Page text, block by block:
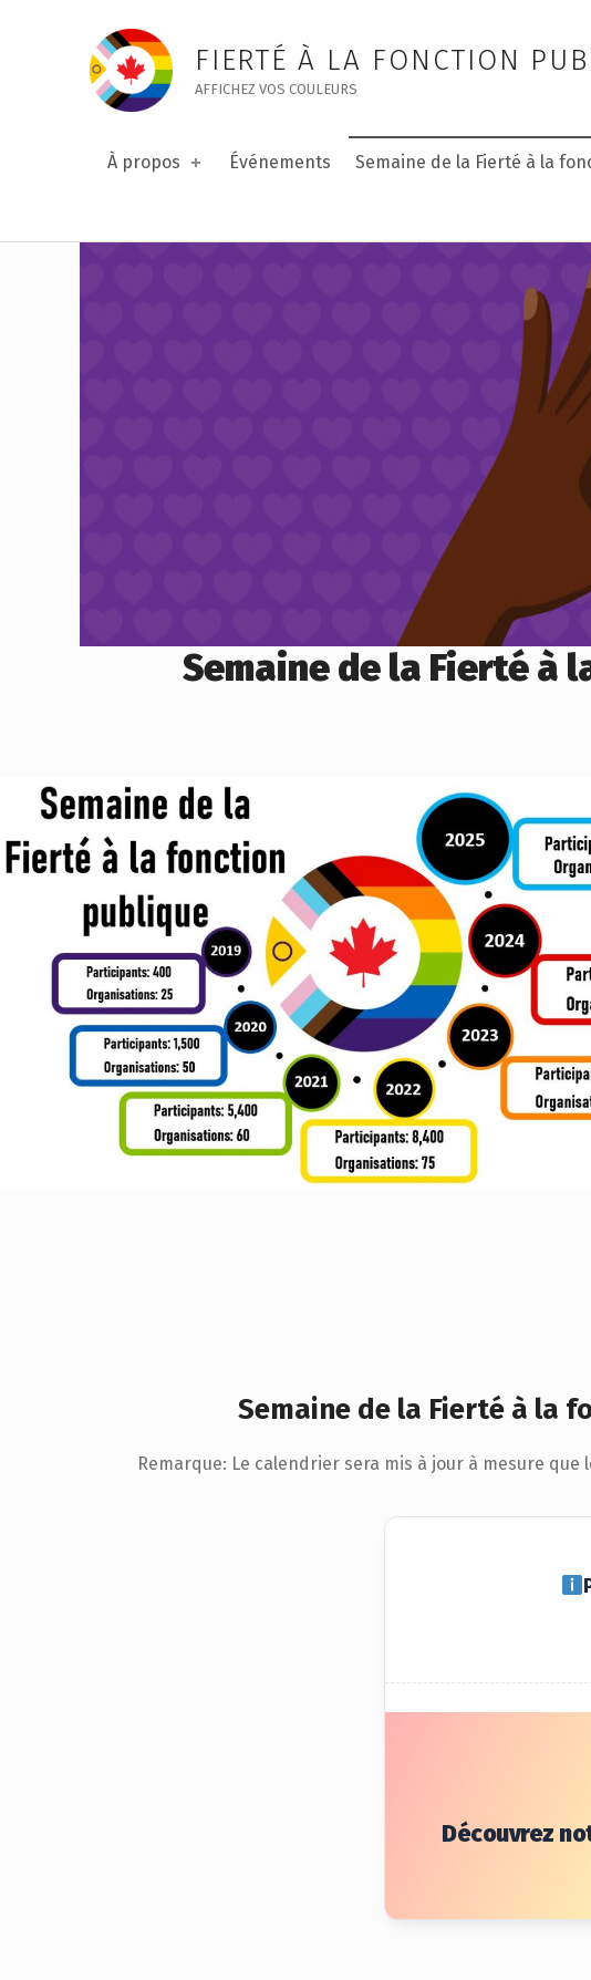
Public Service Pride Week – Public Service Pride
FIERTÉ À LA FONCTION
AFFICHEZ VOS COULEURS
À propos Événements Semaine de la Fierté à la
Semaine de la Fierté à
Semaine de la Fierté à la
Remarque: Le calendrier sera mis à jour à mesure
Découvrez